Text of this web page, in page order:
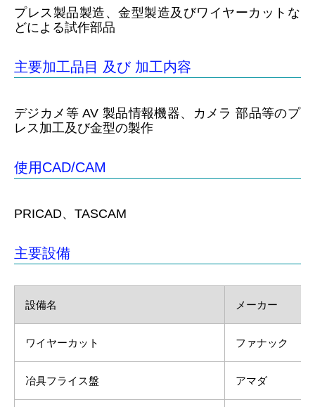
プレス製品製造、金型製造及びワイヤーカットな
どによる試作部品
主要加工品目 及び 加工内容
デジカメ等 AV 製品情報機器、カメラ 部品等のプ
レス加工及び金型の製作
使用CAD/CAM
PRICAD、TASCAM
主要設備
設備名 メーカー
ワイヤーカット ファナック
冶具フライス盤 アマダ